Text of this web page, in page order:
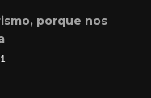
porque nos